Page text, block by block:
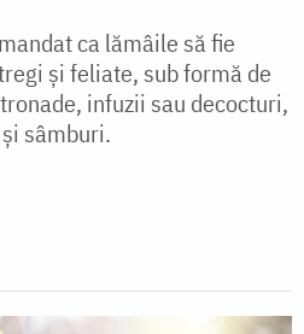
ca lămâile să fie
şi feliate, sub formă de
infuzii sau decocturi,
sâmburi.